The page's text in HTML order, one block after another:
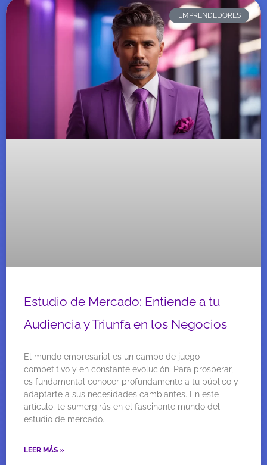
EMPRENDEDORES
Estudio de Mercado: Entiende a tu
Audiencia y Triunfa en los Negocios
El mundo empresarial es un campo de juego
competitivo y en constante evolución. Para prosperar,
es fundamental conocer profundamente a tu público y
adaptarte a sus necesidades cambiantes. En este
artículo, te sumergirás en el fascinante mundo del
estudio de mercado.
LEER MÁS »